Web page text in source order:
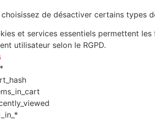
de désactiver certains types
et services essentiels permettent
utilisateur selon le RGPD.